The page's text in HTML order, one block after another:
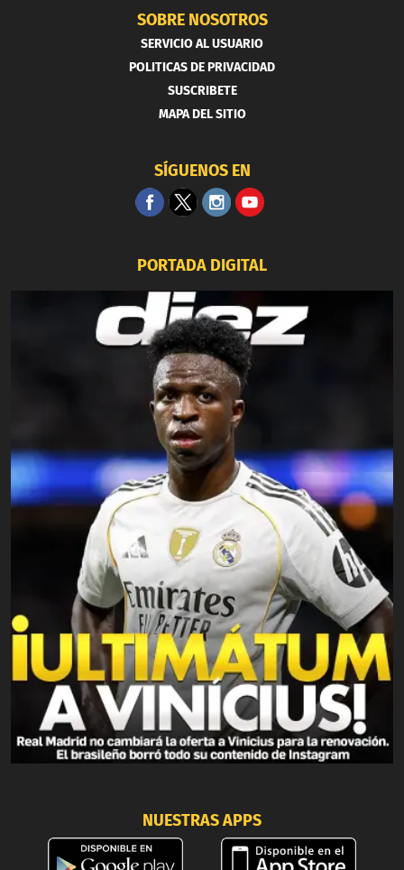
SOBRE NOSOTROS
SERVICIO AL USUARIO
POLITICAS DE PRIVACIDAD
SUSCRIBETE
MAPA DEL SITIO
SÍGUENOS EN
PORTADA DIGITAL
NUESTRAS APPS